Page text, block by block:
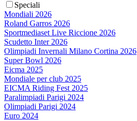
Speciali
Mondiali 2026
Roland Garros 2026
Sportmediaset Live Riccione 2026
Scudetto Inter 2026
Olimpiadi Invernali Milano Cortina 2026
Super Bowl 2026
Eicma 2025
Mondiale per club 2025
EICMA Riding Fest 2025
Paralimpiadi Parigi 2024
Olimpiadi Parigi 2024
Euro 2024